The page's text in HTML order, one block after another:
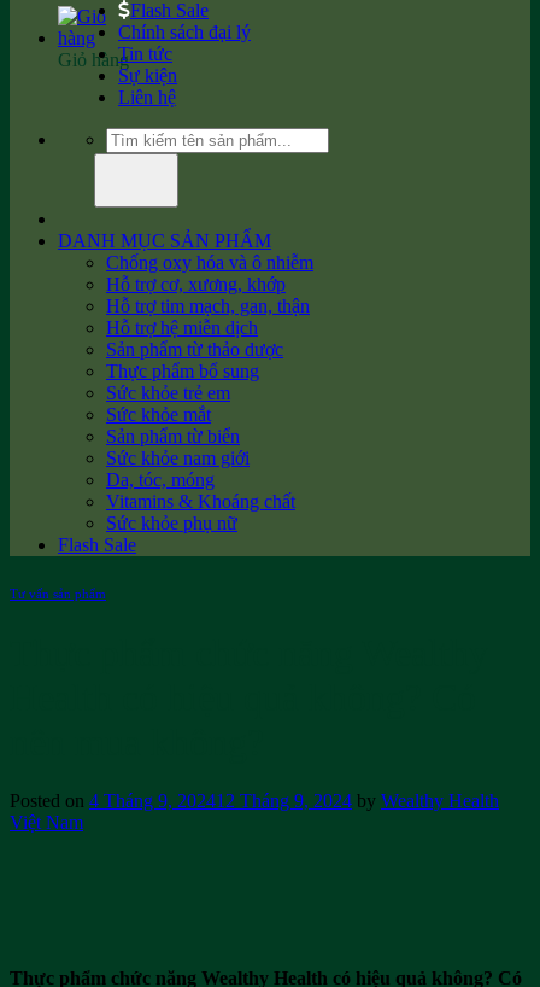
Giỏ hàng
Flash Sale
Chính sách đại lý
Tin tức
Sự kiện
Liên hệ
Tìm
kiếm:
DANH MỤC SẢN PHẨM
Chống oxy hóa và ô nhiễm
Hỗ trợ cơ, xương, khớp
Hỗ trợ tim mạch, gan, thận
Hỗ trợ hệ miễn dịch
Sản phẩm từ thảo dược
Thực phẩm bổ sung
Sức khỏe trẻ em
Sức khỏe mắt
Sản phẩm từ biển
Sức khỏe nam giới
Da, tóc, móng
Vitamins & Khoáng chất
Sức khỏe phụ nữ
Flash Sale
Tư vấn sản phẩm
Posted on 4 Tháng 9, 202412 Tháng 9, 2024 by Wealthy Health
Việt Nam
Thực phẩm chức năng Wealthy Health có hiệu quả không? Có